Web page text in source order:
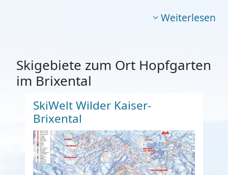
Weiterlesen
Skigebiete zum Ort Hopfgarten
im Brixental
SkiWelt Wilder Kaiser-
Brixental